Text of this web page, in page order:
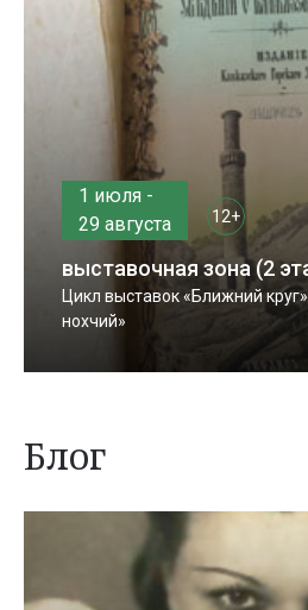
1 июля -
29 августа
12+
выставочная зона (2
Цикл выставок «Ближний
нохчий»
Блог